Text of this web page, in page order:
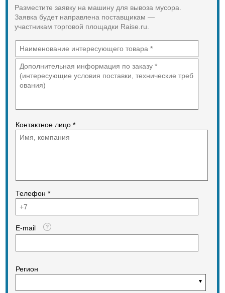
Разместите заявку на машину для вывоза мусора.
Заявка будет направлена поставщикам —
участникам торговой площадки Raise.ru.
Контактное лицо *
Телефон *
E-mail
Регион